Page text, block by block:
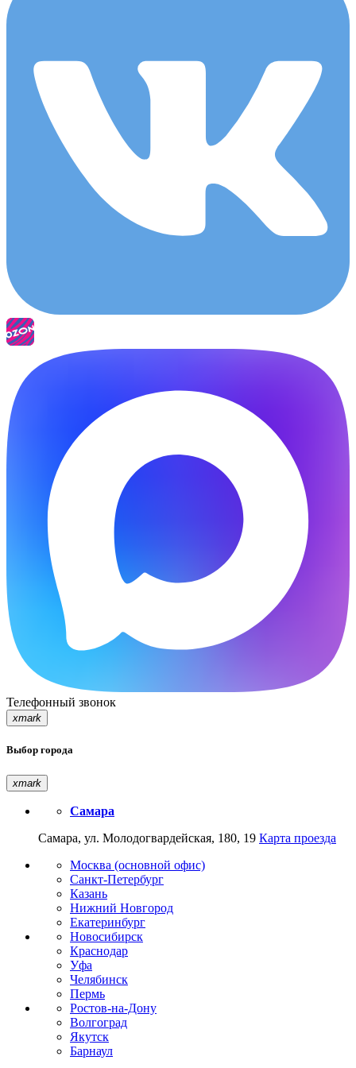
Телефонный звонок
xmark
Выбор города
xmark
Самара
Самара, ул. Молодогвардейская, 180, 19 Карта проезда
Москва (основной офис)
Санкт-Петербург
Казань
Нижний Новгород
Екатеринбург
Новосибирск
Краснодар
Уфа
Челябинск
Пермь
Ростов-на-Дону
Волгоград
Якутск
Барнаул